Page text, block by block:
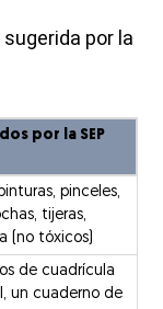
por la
por la SEP
pinceles,
tijeras,
(no tóxicos)
de cuadrícula
un cuaderno de